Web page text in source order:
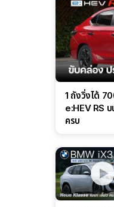
1 ถังวิ่งได้
e:HEV RS
ครบ